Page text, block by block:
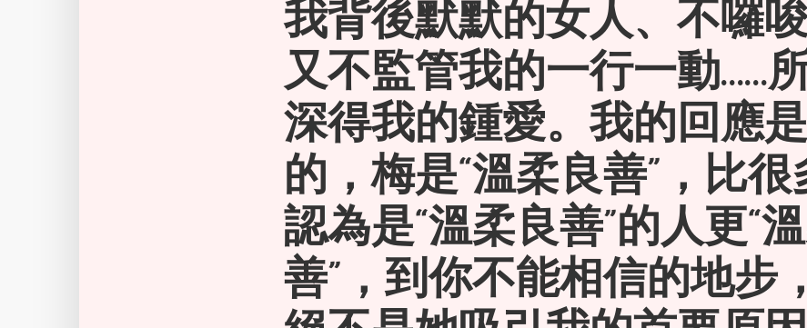
我背後默默的女人、不囉唆
又不監管我的一行一動……
深得我的鍾愛。我的回應
的，梅是“溫柔良善”，比
認為是“溫柔良善”的人更“
善”，到你不能相信的地步